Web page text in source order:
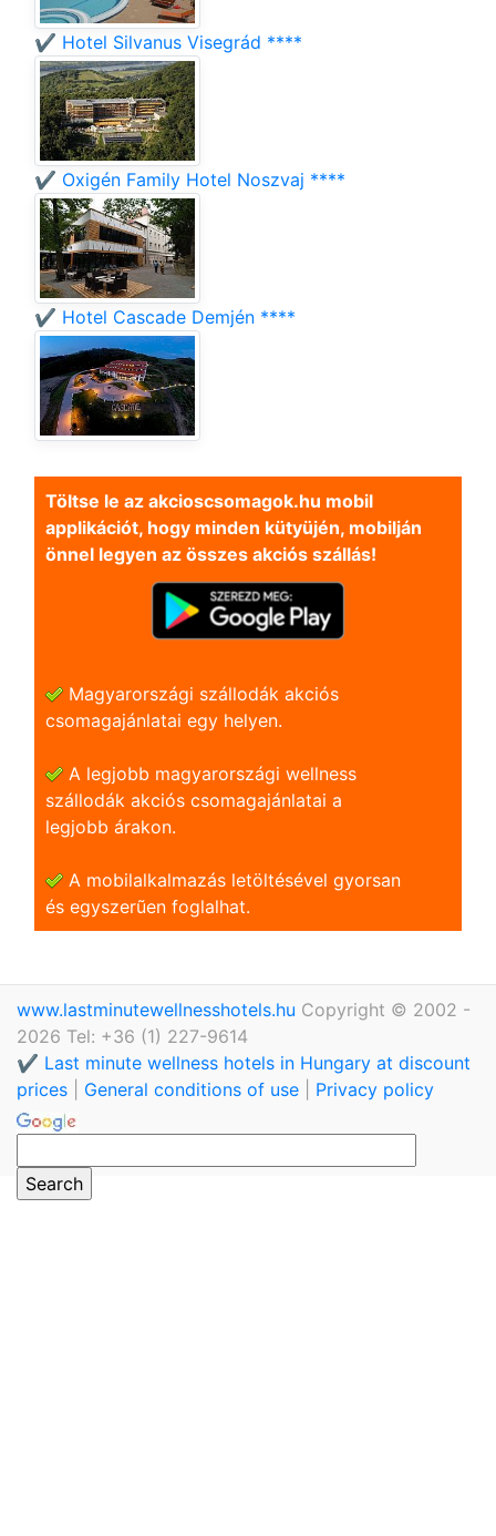
✔️ Hotel Silvanus Visegrád ****
✔️ Oxigén Family Hotel Noszvaj ****
✔️ Hotel Cascade Demjén ****
Töltse le az akcioscsomagok.hu mobil
applikációt, hogy minden kütyüjén, mobilján
önnel legyen az összes akciós szállás!
Magyarországi szállodák akciós
csomagajánlatai egy helyen.
A legjobb magyarországi wellness
szállodák akciós csomagajánlatai a
legjobb árakon.
A mobilalkalmazás letöltésével gyorsan
és egyszerũen foglalhat.
www.lastminutewellnesshotels.hu Copyright © 2002 -
2026 Tel: +36 (1) 227-9614
✔️ Last minute wellness hotels in Hungary at discount
prices
General conditions of use Privacy policy